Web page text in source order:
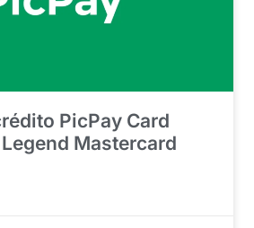
PicPay Card
Mastercard